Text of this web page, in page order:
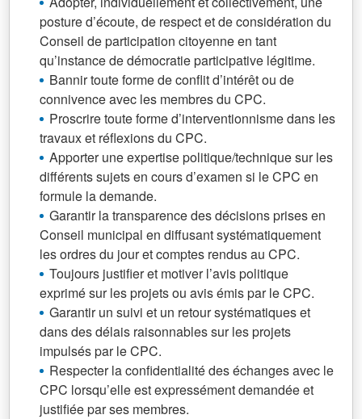
posture d’écoute, de respect et de considération du
Conseil de participation citoyenne en tant
qu’instance de démocratie participative légitime.
Bannir toute forme de conflit d’intérêt ou de
connivence avec les membres du CPC.
Proscrire toute forme d’interventionnisme dans les
travaux et réflexions du CPC.
Apporter une expertise politique/technique sur les
différents sujets en cours d’examen si le CPC en
formule la demande.
Garantir la transparence des décisions prises en
Conseil municipal en diffusant systématiquement
les ordres du jour et comptes rendus au CPC.
Toujours justifier et motiver l’avis politique
exprimé sur les projets ou avis émis par le CPC.
Garantir un suivi et un retour systématiques et
dans des délais raisonnables sur les projets
impulsés par le CPC.
Respecter la confidentialité des échanges avec le
CPC lorsqu’elle est expressément demandée et
justifiée par ses membres.